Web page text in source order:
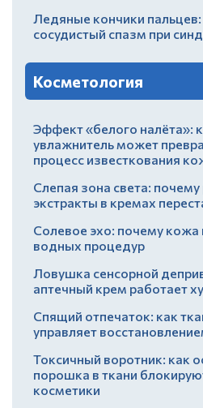
Ледяные кончики пальцев:
сосудистый спазм при
Косметология
Эффект «белого налёта»:
увлажнитель может
процесс известкования
Слепая зона света:
экстракты в кремах
Солевое эхо: почему кожа
водных процедур
Ловушка сенсорной
аптечный крем работает
Спящий отпечаток: как
управляет
Токсичный воротник: как
порошка в ткани
косметики